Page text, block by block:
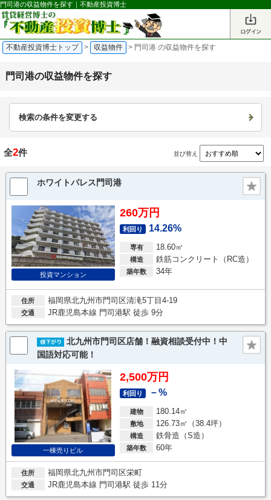
門司港の収益物件を探す｜不動産投資博士
不動産投資博士トップ > 収益物件 > 門司港 の収益物件を探す
門司港の収益物件を探す
検索の条件を変更する
全2件 並び替え
ホワイトパレス門司港
投資マンション
260万円
利回り 14.26%
専有 18.60㎡
構造 鉄筋コンクリート（RC造）
築年数 34年
住所 福岡県北九州市門司区清滝5丁目4-19
交通 JR鹿児島本線 門司港駅 徒歩 9分
北九州市門司区店舗！融資相談受付中！中
国語対応可能！
一棟売りビル
2,500万円
利回り －%
建物 180.14㎡
敷地 126.73㎡（38.4坪）
構造 鉄骨造（S造）
築年数 60年
住所 福岡県北九州市門司区栄町
交通 JR鹿児島本線 門司港駅 徒歩 11分